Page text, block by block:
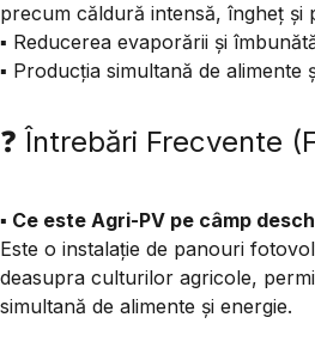
precum căldură intensă, îngheț și
▪️ Reducerea evaporării și
▪️ Producția simultană de alimente
❓ Întrebări Frecvente
▪️ Ce este Agri-PV pe câmp
Este o instalație de panouri
deasupra culturilor agricole,
simultană de alimente și energie.